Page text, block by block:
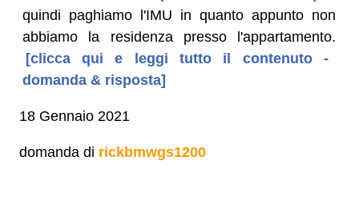
quindi paghiamo l'IMU in quanto appunto non
abbiamo la residenza presso l'appartamento.
[clicca qui e leggi tutto il contenuto -
domanda & risposta]
18 Gennaio 2021
domanda di rickbmwgs1200